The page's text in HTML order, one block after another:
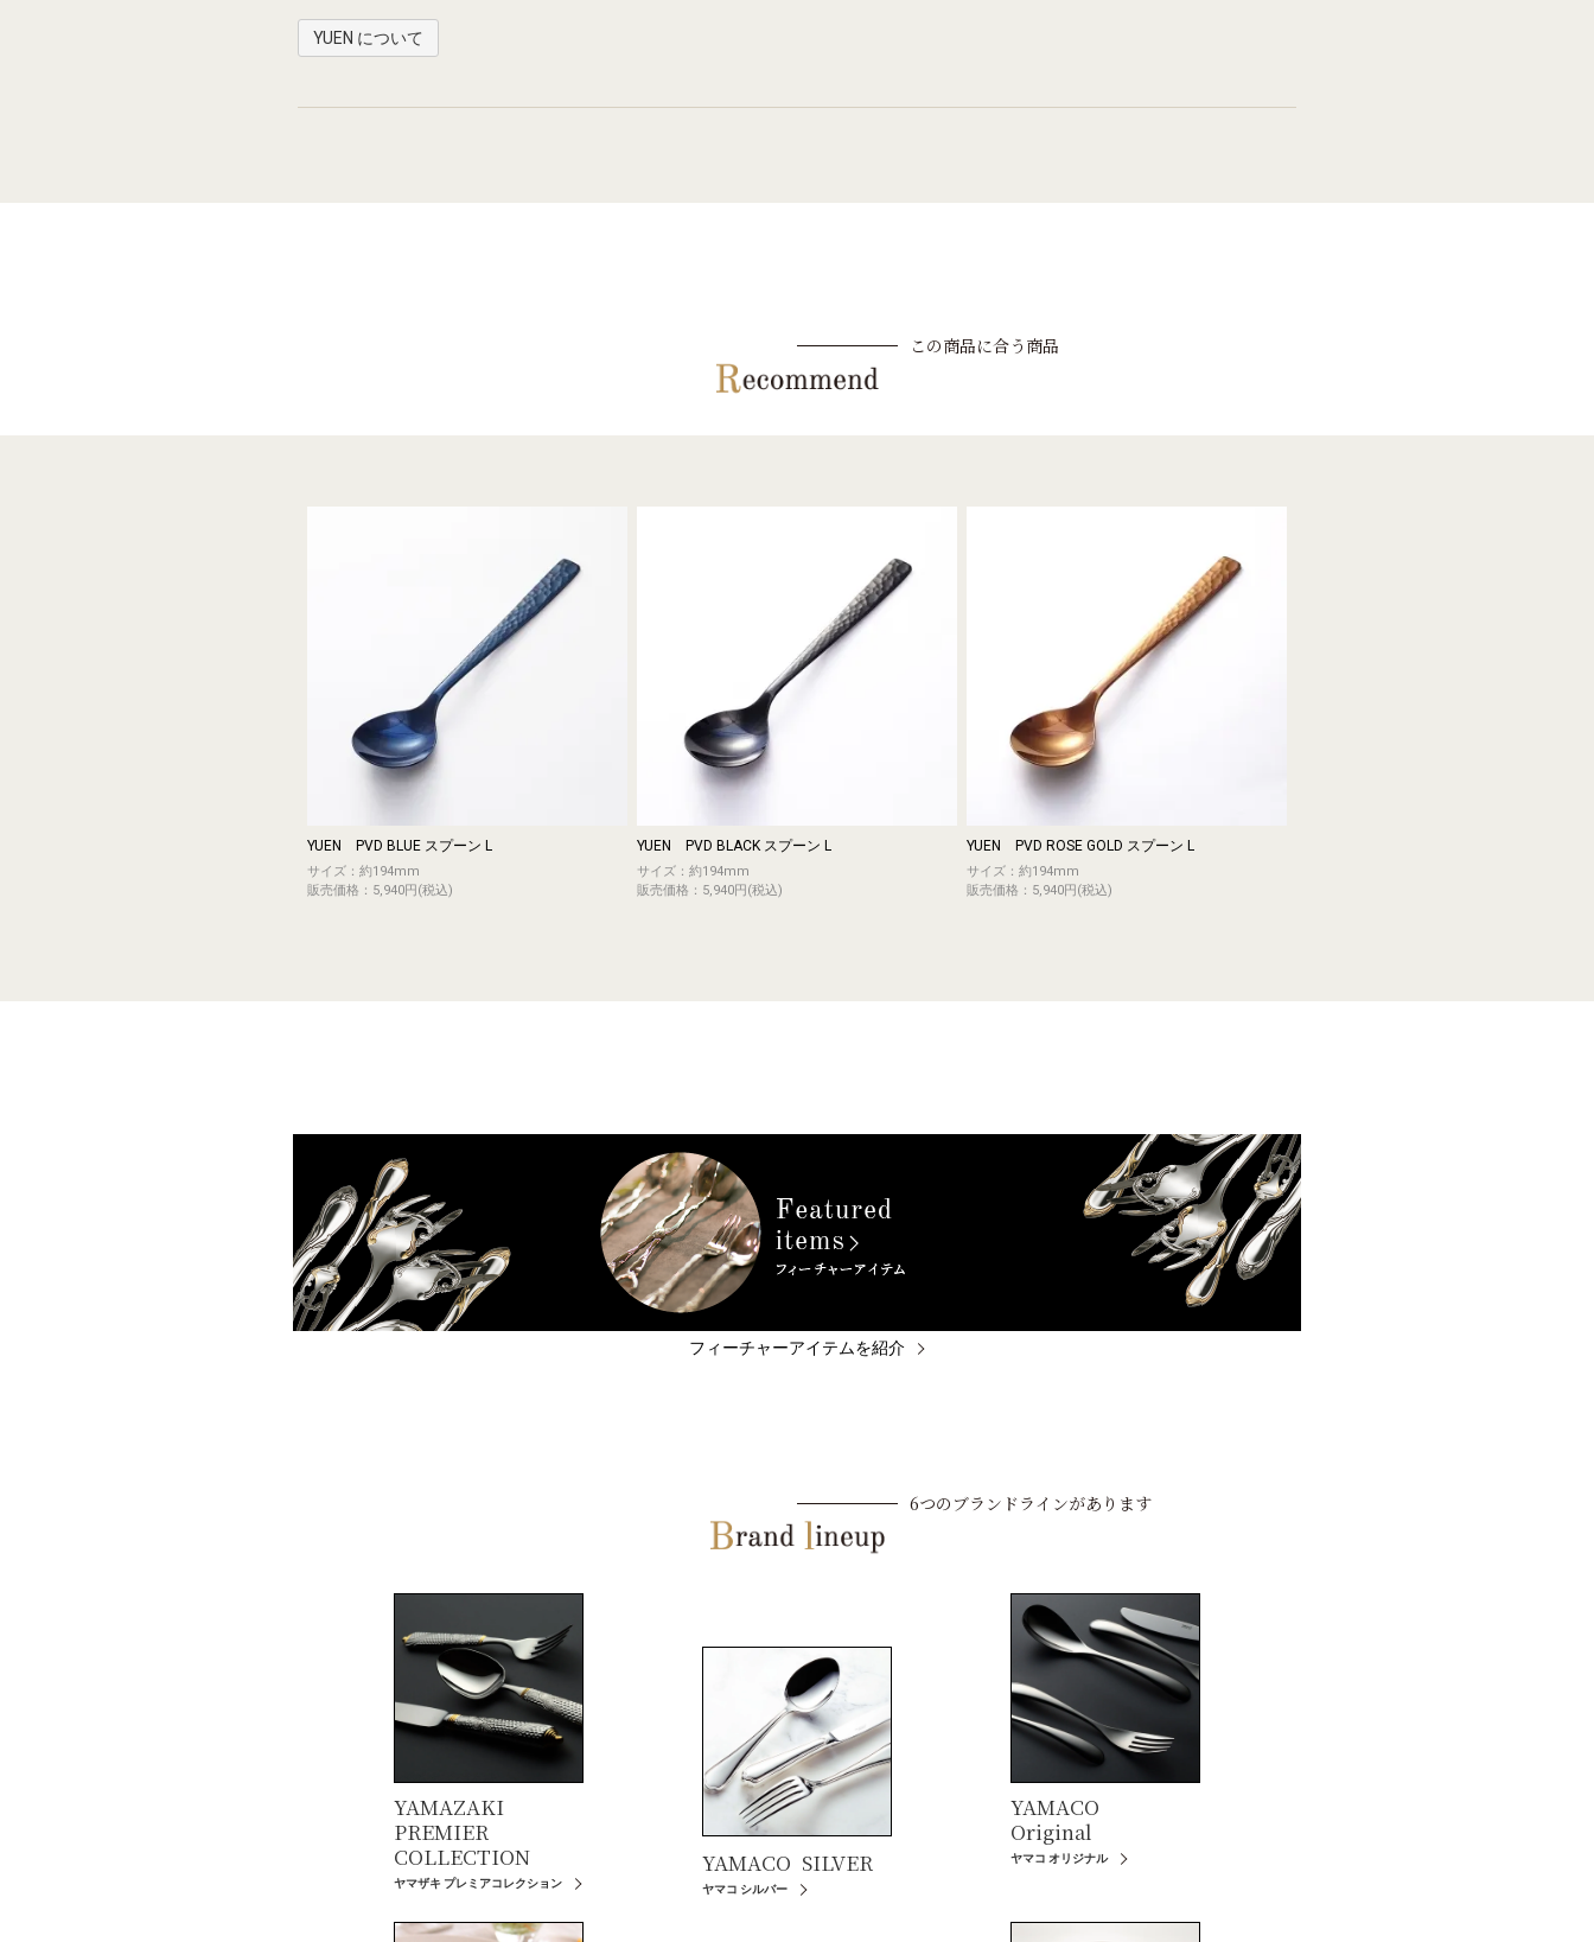
YUEN について
この商品に合う商品
YUEN PVD BLUE スプーン L
サイズ：約194mm
販売価格：5,940円(税込)
YUEN PVD BLACK スプーン L
サイズ：約194mm
販売価格：5,940円(税込)
YUEN PVD ROSE GOLD スプーン L
サイズ：約194mm
販売価格：5,940円(税込)
フィーチャーアイテムを紹介
6つのブランドラインがあります
YAMAZAKI
PREMIER
COLLECTION
ヤマザキ プレミアコレクション
YAMACO SILVER
ヤマコ シルバー
YAMACO
Original
ヤマコ オリジナル